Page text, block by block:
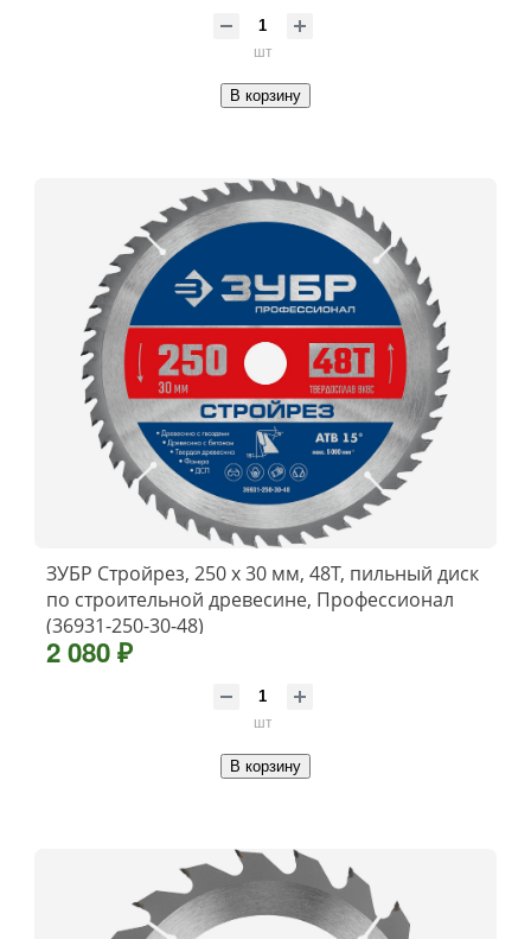
шт
В корзину
ЗУБР Стройрез, 250 х 30 мм, 48Т, пильный диск
по строительной древесине, Профессионал
(36931-250-30-48)
2 080 ₽
шт
В корзину